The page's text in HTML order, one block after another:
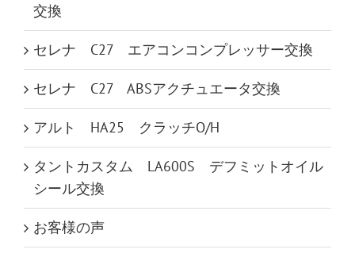
交換
セレナ C27 エアコンコンプレッサー交換
セレナ C27 ABSアクチュエータ交換
アルト HA25 クラッチO/H
タントカスタム LA600S デフミットオイル
シール交換
お客様の声